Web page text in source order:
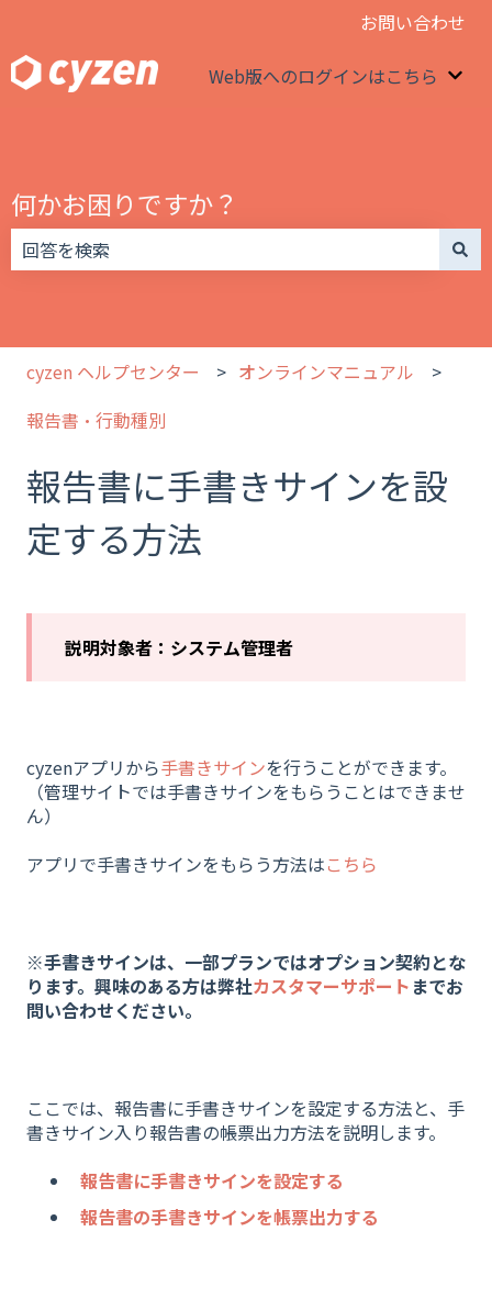
お問い合わせ
Web版へのログインはこちら
何かお困りですか？
cyzen ヘルプセンター
オンラインマニュアル
報告書・行動種別
報告書に手書きサインを設
定する方法
説明対象者：システム管理者
cyzenアプリから手書きサインを行うことができます。
（管理サイトでは手書きサインをもらうことはできませ
ん）
アプリで手書きサインをもらう方法はこちら
※手書きサインは、一部プランではオプション契約とな
ります。興味のある方は弊社カスタマーサポート までお
問い合わせください。
ここでは、報告書に手書きサインを設定する方法と、手
書きサイン入り報告書の帳票出力方法を説明します。
報告書に手書きサインを設定する
報告書の手書きサインを帳票出力する